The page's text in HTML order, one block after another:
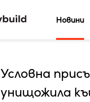
Новини
Условна
унищожила